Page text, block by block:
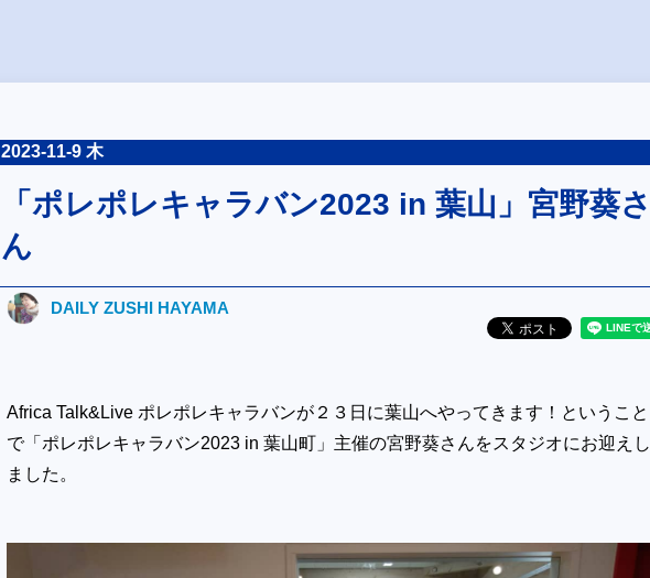
2023-11-9 木
「ポレポレキャラバン2023 in 葉山」宮野葵さ
ん
DAILY ZUSHI HAYAMA
Africa Talk&Live ポレポレキャラバンが２３日に葉山へやってきます！ということ
で「ポレポレキャラバン2023 in 葉山町」主催の宮野葵さんをスタジオにお迎えし
ました。